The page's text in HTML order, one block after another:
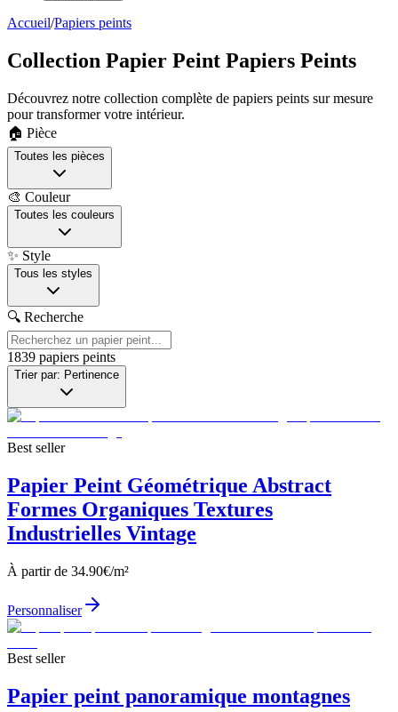
Accueil/Papiers peints
Collection Papier Peint Papiers Peints
Découvrez notre collection complète de papiers peints sur mesure
pour transformer votre intérieur.
🏠 Pièce
Toutes les pièces
🎨 Couleur
Toutes les couleurs
✨ Style
Tous les styles
🔍 Recherche
1839 papiers peints
Trier par: Pertinence
Best seller
Papier Peint Géométrique Abstract
Formes Organiques Textures
Industrielles Vintage
À partir de 34.90€/m²
Personnaliser
Best seller
Papier peint panoramique montagnes